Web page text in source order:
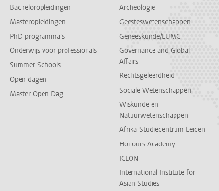
Bacheloropleidingen
Masteropleidingen
PhD-programma's
Onderwijs voor professionals
Summer Schools
Open dagen
Master Open Dag
Archeologie
Geesteswetenschappen
Geneeskunde/LUMC
Governance and Global
Affairs
Rechtsgeleerdheid
Sociale Wetenschappen
Wiskunde en
Natuurwetenschappen
Afrika-Studiecentrum Leiden
Honours Academy
ICLON
International Institute for
Asian Studies